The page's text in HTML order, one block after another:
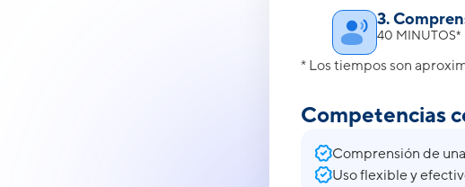
3.
40 MINUTOS*
* Los tiempos son
Competencias
Comprensión de
Uso flexible y